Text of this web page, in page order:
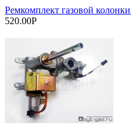
Ремкомплект газовой
520.00Р